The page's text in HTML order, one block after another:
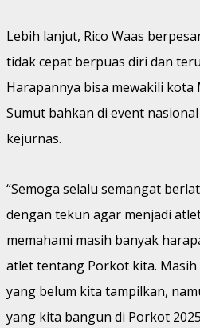
Lebih lanjut, Rico Waas
tidak cepat berpuas diri dan
Harapannya bisa mewakili
Sumut bahkan di event
kejurnas.
“Semoga selalu semangat
dengan tekun agar menjadi
memahami masih banyak
atlet tentang Porkot kita. Masih
yang belum kita tampilkan,
yang kita bangun di Porkot